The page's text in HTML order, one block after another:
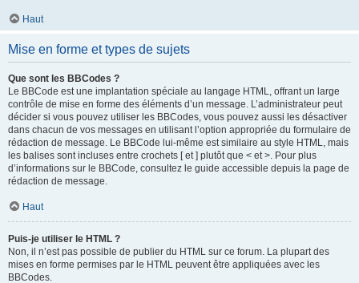
Haut
Mise en forme et types de sujets
Que sont les BBCodes ?
Le BBCode est une implantation spéciale au langage HTML, offrant un large
contrôle de mise en forme des éléments d’un message. L’administrateur peut
décider si vous pouvez utiliser les BBCodes, vous pouvez aussi les désactiver
dans chacun de vos messages en utilisant l’option appropriée du formulaire de
rédaction de message. Le BBCode lui-même est similaire au style HTML, mais
les balises sont incluses entre crochets [ et ] plutôt que < et >. Pour plus
d’informations sur le BBCode, consultez le guide accessible depuis la page de
rédaction de message.
Haut
Puis-je utiliser le HTML ?
Non, il n’est pas possible de publier du HTML sur ce forum. La plupart des
mises en forme permises par le HTML peuvent être appliquées avec les
BBCodes.